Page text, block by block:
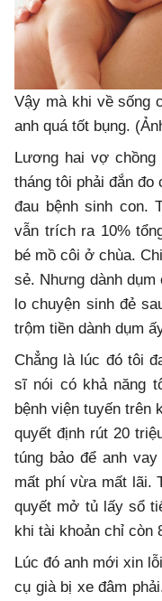
Vậy mà khi về sống
anh quá tốt bụng.
Lương hai vợ
tháng tôi phải đắn đo
đau bệnh sinh con.
vẫn trích ra 10%
bé mồ côi ở chùa.
sẻ. Nhưng dành
lo chuyện sinh đẻ
trộm tiền dành dụm
Chẳng là lúc đó tôi
sĩ nói có khả năng
bệnh viện tuyến trên
quyết định rút 20
túng bảo để anh
mất phí vừa mất lãi.
quyết mở tủ lấy sổ
khi tài khoản chỉ còn
Lúc đó anh mới xin
cụ già bị xe đâm